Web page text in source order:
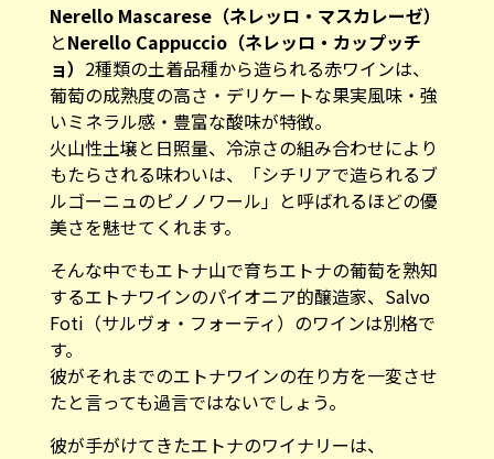
Nerello Mascarese（ネレッロ・マスカレーゼ）
とNerello Cappuccio（ネレッロ・カップッチ
ョ） 2種類の土着品種から造られる赤ワインは、
葡萄の成熟度の高さ・デリケートな果実風味・強
いミネラル感・豊富な酸味が特徴。
火山性土壌と日照量、冷涼さの組み合わせにより
もたらされる味わいは、「シチリアで造られるブ
ルゴーニュのピノノワール」と呼ばれるほどの優
美さを魅せてくれます。
そんな中でもエトナ山で育ちエトナの葡萄を熟知
するエトナワインのパイオニア的醸造家、Salvo
Foti（サルヴォ・フォーティ）のワインは別格で
す。
彼がそれまでのエトナワインの在り方を一変させ
たと言っても過言ではないでしょう。
彼が手がけてきたエトナのワイナリーは、